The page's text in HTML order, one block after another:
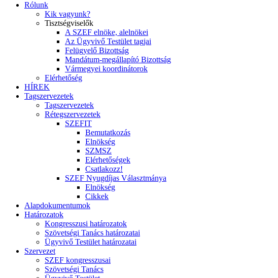
Rólunk
Kik vagyunk?
Tisztségviselők
A SZEF elnöke, alelnökei
Az Ügyvivő Testület tagjai
Felügyelő Bizottság
Mandátum-megállapító Bizottság
Vármegyei koordinátorok
Elérhetőség
HÍREK
Tagszervezetek
Tagszervezetek
Rétegszervezetek
SZEFIT
Bemutatkozás
Elnökség
SZMSZ
Elérhetőségek
Csatlakozz!
SZEF Nyugdíjas Választmánya
Elnökség
Cikkek
Alapdokumentumok
Határozatok
Kongresszusi határozatok
Szövetségi Tanács határozatai
Ügyvivő Testület határozatai
Szervezet
SZEF kongresszusai
Szövetségi Tanács